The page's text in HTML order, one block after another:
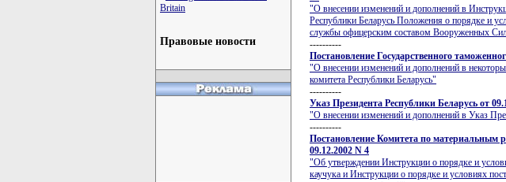
Britain
Правовые новости
"О внесении изменений и дополнений в
Республики Беларусь Положения о порядке и
службы офицерским составом Вооруженных
----------
Постановление Государственного
"О внесении изменений и дополнений в
комитета Республики Беларусь"
----------
Указ Президента Республики Беларусь от
"О внесении изменений и дополнений в Указ
----------
Постановление Комитета по материальным
09.12.2002 N 4
"Об утверждении Инструкции о порядке и
каучука и Инструкции о порядке и условиях